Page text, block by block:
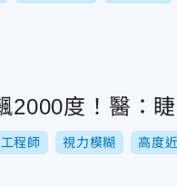
2000度！醫：
程師 視力模糊 高度